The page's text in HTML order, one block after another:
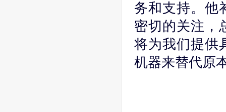
务和支持。他
密切的关注，
将为我们提供
机器来替代原